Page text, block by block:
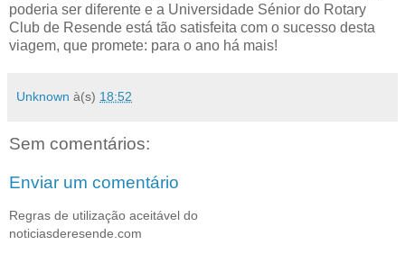
poderia ser diferente e a Universidade Sénior do Rotary
Club de Resende está tão satisfeita com o sucesso desta
viagem, que promete: para o ano há mais!
Unknown à(s) 18:52
Sem comentários:
Enviar um comentário
Regras de utilização aceitável do
noticiasderesende.com